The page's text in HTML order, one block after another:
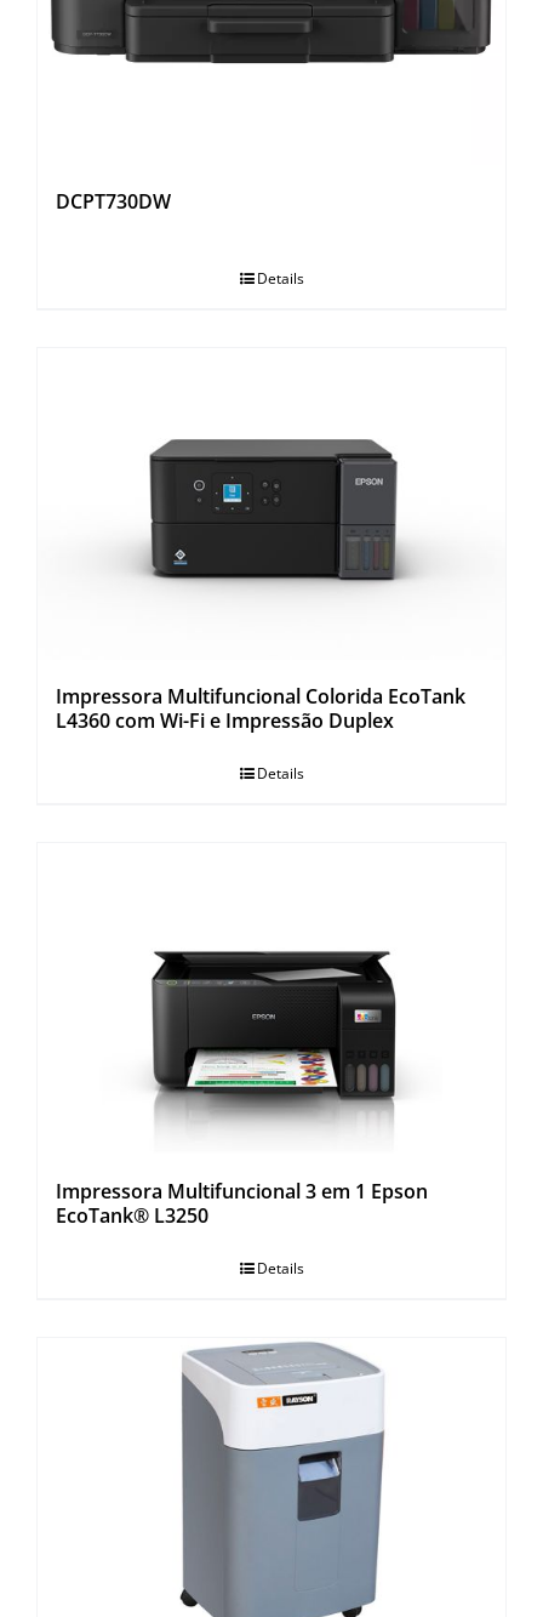
OUTROS PRODUTOS
DCPT730DW
Details
Impressora Multifuncional Colorida EcoTank
L4360 com Wi-Fi e Impressão Duplex
Details
Impressora Multifuncional 3 em 1 Epson
EcoTank® L3250
Details